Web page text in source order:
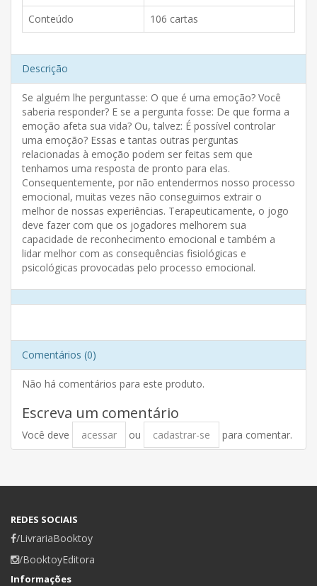
Conteúdo
106 cartas
Descrição
Se alguém lhe perguntasse: O que é uma emoção? Você
saberia responder? E se a pergunta fosse: De que forma a
emoção afeta sua vida? Ou, talvez: É possível controlar
uma emoção? Essas e tantas outras perguntas
relacionadas à emoção podem ser feitas sem que
tenhamos uma resposta de pronto para elas.
Consequentemente, por não entendermos nosso processo
emocional, muitas vezes não conseguimos extrair o
melhor de nossas experiências. Terapeuticamente, o jogo
deve fazer com que os jogadores melhorem sua
capacidade de reconhecimento emocional e também a
lidar melhor com as consequências fisiológicas e
psicológicas provocadas pelo processo emocional.
Comentários (0)
Não há comentários para este produto.
Escreva um comentário
Você deve acessar ou cadastrar-se para comentar.
REDES SOCIAIS
/LivrariaBooktoy
/BooktoyEditora
Informações